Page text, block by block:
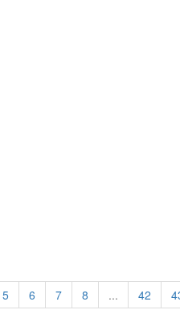
5 6 7 8 ... 42